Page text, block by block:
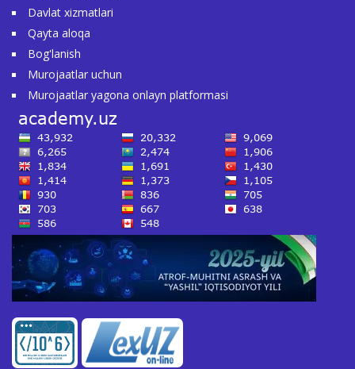
Davlat xizmatlari
Qayta aloqa
Bog'lanish
Murojaatlar uchun
Murojaatlar yagona onlayn platformasi